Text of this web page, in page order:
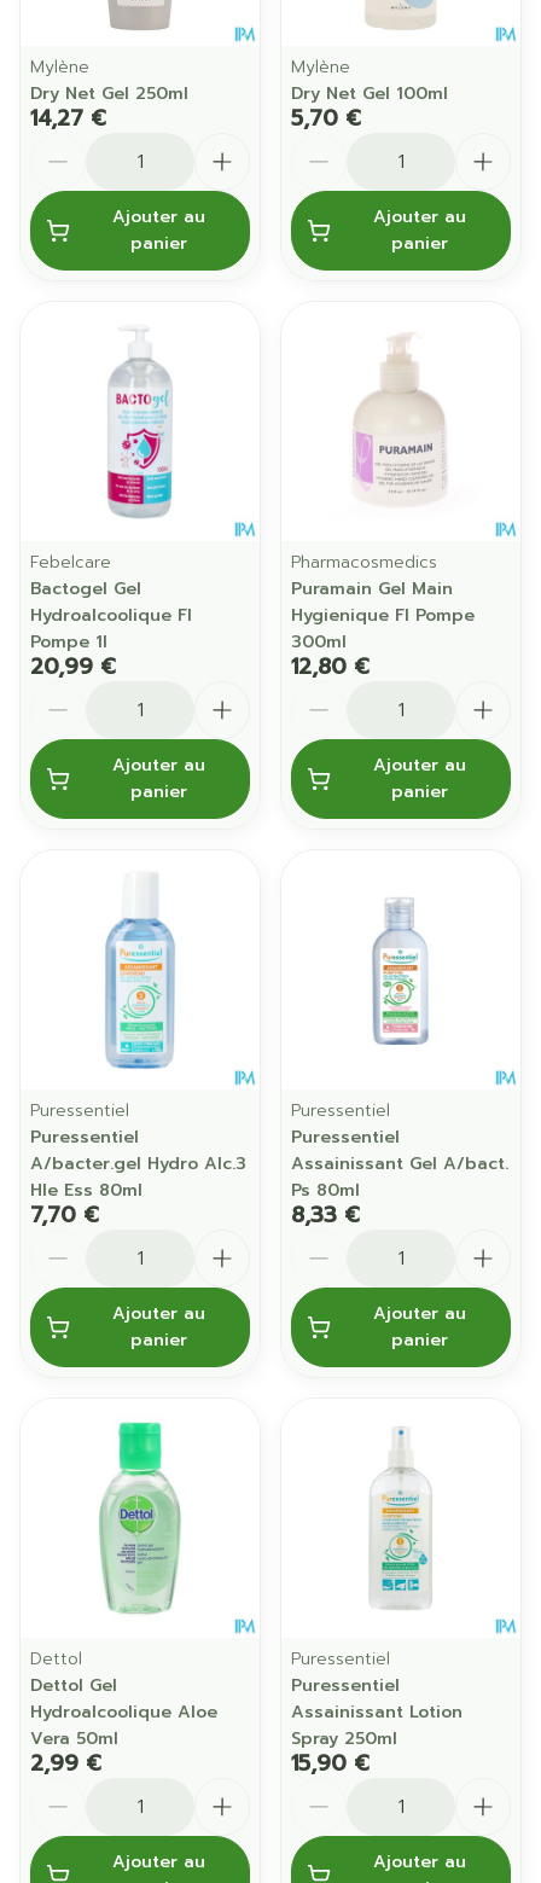
Mylène
Dry Net Gel 250ml
14,27 €
Ajouter au
panier
Mylène
Dry Net Gel 100ml
5,70 €
Ajouter au
panier
Febelcare
Bactogel Gel
Hydroalcoolique Fl
Pompe 1l
20,99 €
Ajouter au
panier
Pharmacosmedics
Puramain Gel Main
Hygienique Fl Pompe
300ml
12,80 €
Ajouter au
panier
Puressentiel
Puressentiel
A/bacter.gel Hydro Alc.3
Hle Ess 80ml
7,70 €
Ajouter au
panier
Puressentiel
Puressentiel
Assainissant Gel A/bact.
Ps 80ml
8,33 €
Ajouter au
panier
Dettol
Dettol Gel
Hydroalcoolique Aloe
Vera 50ml
2,99 €
Ajouter au
Puressentiel
Puressentiel
Assainissant Lotion
Spray 250ml
15,90 €
Ajouter au